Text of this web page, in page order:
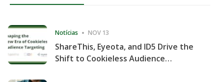
Notícias NOV 13
ShareThis, Eyeota, and ID5 Drive the
Shift to Cookieless Audience